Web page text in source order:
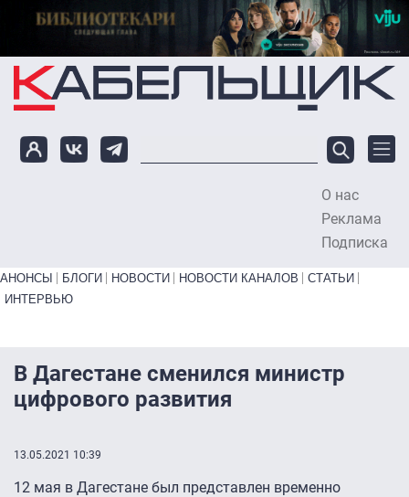
Перейти к основному содержанию
О нас
Реклама
Подписка
Primary links bottom
АНОНСЫ БЛОГИ НОВОСТИ НОВОСТИ КАНАЛОВ
СТАТЬИ
ИНТЕРВЬЮ
В Дагестане сменился министр
цифрового развития
13.05.2021 10:39
12 мая в Дагестане был представлен временно